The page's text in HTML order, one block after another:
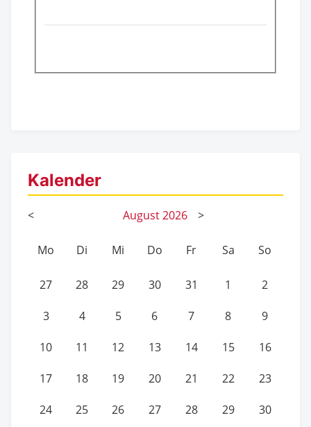
Kalender
< August2026 >
Mo Di Mi Do Fr Sa So
27 28 29 30 31 1 2
3 4 5 6 7 8 9
10 11 12 13 14 15 16
17 18 19 20 21 22 23
24 25 26 27 28 29 30